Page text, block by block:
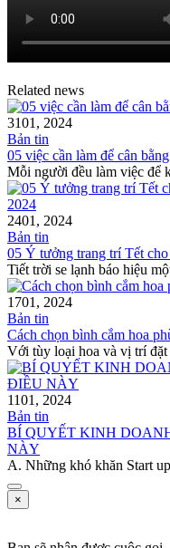
Related news
3101, 2024
Bản tin
05 việc cần làm để cân
Mỗi người đều làm việc để
2401, 2024
Bản tin
05 Ý tưởng trang trí Tết
Tiết trời se lạnh báo hiệu
1701, 2024
Bản tin
Cách chọn bình cắm hoa
Với tùy loại hoa và vị trí đặt
1101, 2024
Bản tin
BÍ QUYẾT KINH
NÀY
A. Những khó khăn Start
×